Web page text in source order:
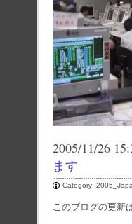
2005/11/26
ます
Category:
このブログの更新